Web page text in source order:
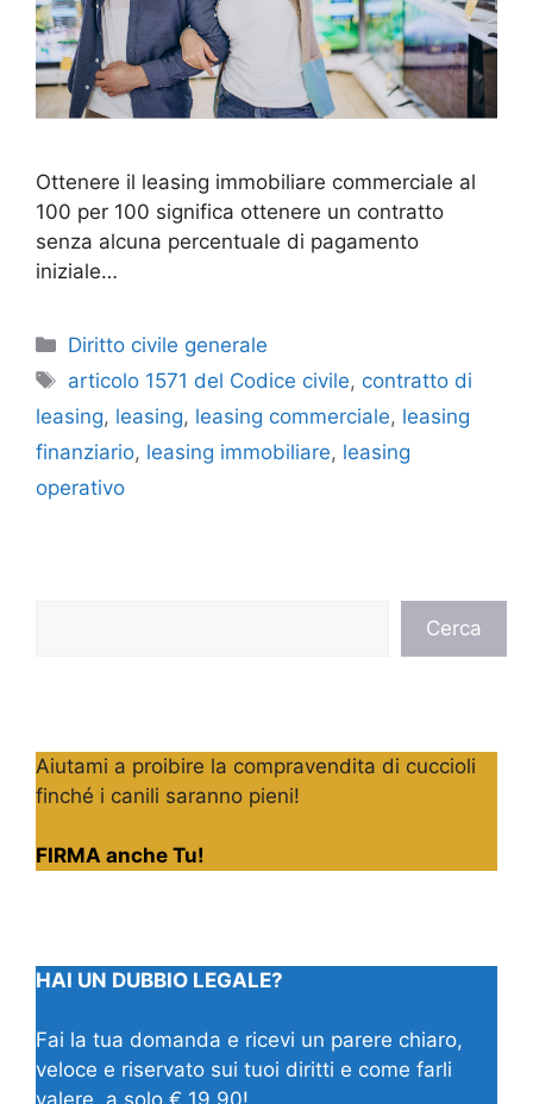
Ottenere il leasing immobiliare commerciale al
100 per 100 significa ottenere un contratto
senza alcuna percentuale di pagamento
iniziale…
Categorie
Diritto civile generale
Tag
articolo 1571 del Codice civile, contratto di
leasing, leasing, leasing commerciale, leasing
finanziario, leasing immobiliare, leasing
operativo
Cerca
Aiutami a proibire la compravendita di cuccioli
finché i canili saranno pieni!
FIRMA anche Tu!
HAI UN DUBBIO LEGALE?
Fai la tua domanda e ricevi un parere chiaro,
veloce e riservato sui tuoi diritti e come farli
valere, a solo € 19,90!